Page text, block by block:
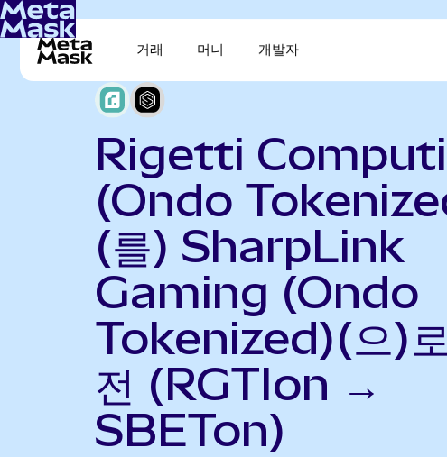
거래 머니 개발자
Rigetti
(Ondo
(를) SharpLink
Gaming (Ondo
Tokenized)(으)
전 (RGTIon →
SBETon)